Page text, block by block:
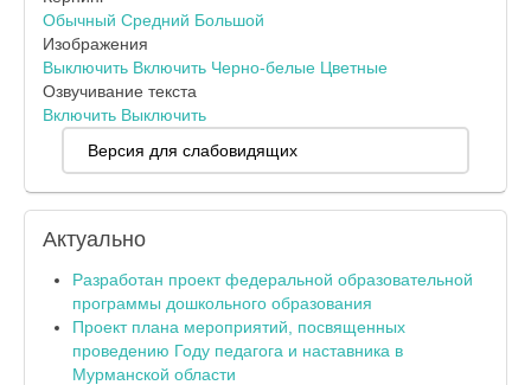
Обычный Средний Большой
Изображения
Выключить Включить Черно-белые Цветные
Озвучивание текста
Включить Выключить
Версия для слабовидящих
Актуально
Разработан проект федеральной образовательной
программы дошкольного образования
Проект плана мероприятий, посвященных
проведению Году педагога и наставника в
Мурманской области